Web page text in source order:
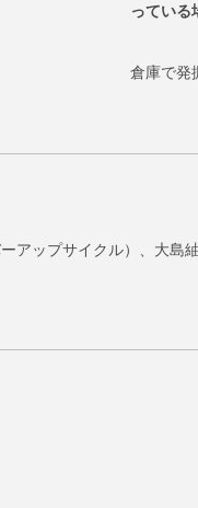
っている
倉庫で発
アップサイクル）、大